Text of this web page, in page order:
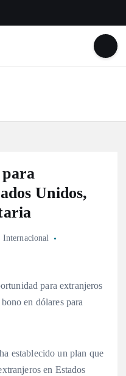
para
Unidos,
Internacional
establecido un plan que
en Estados